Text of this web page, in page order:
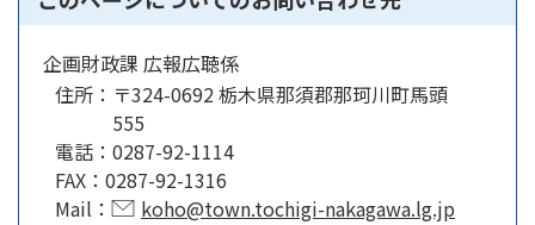
企画財政課 広報広聴係
住所： 〒324-0692 栃木県那須郡那珂川町馬頭
555
電話： 0287-92-1114
FAX： 0287-92-1316
Mail：
koho@town.tochigi-nakagawa.lg.jp